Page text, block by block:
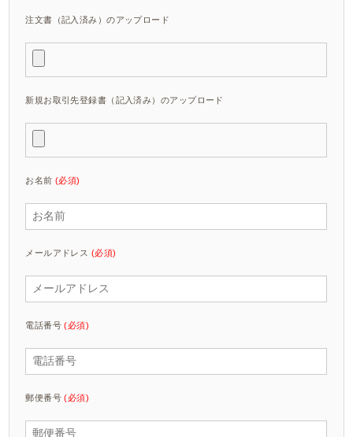
注文書（記入済み）のアップロード
新規お取引先登録書（記入済み）のアップロード
お名前 (必須)
メールアドレス (必須)
電話番号(必須)
郵便番号(必須)